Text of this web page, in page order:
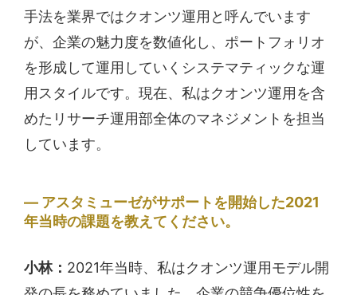
手法を業界ではクオンツ運用と呼んでいます
が、企業の魅力度を数値化し、ポートフォリオ
を形成して運用していくシステマティックな運
用スタイルです。現在、私はクオンツ運用を含
めたリサーチ運用部全体のマネジメントを担当
しています。
アスタミューゼがサポートを開始した2021
年当時の課題を教えてください。
小林： 2021年当時、私はクオンツ運用モデル開